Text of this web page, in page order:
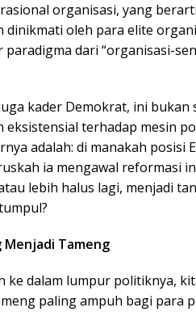
organisasi, yang
dinikmati oleh para elite
dari “organisasi-
kader Demokrat, ini bukan
eksistensial terhadap mesin
adalah: di manakah posisi
ia mengawal reformasi
lebih halus lagi, menjadi
Tameng
ke dalam lumpur politiknya,
paling ampuh bagi para